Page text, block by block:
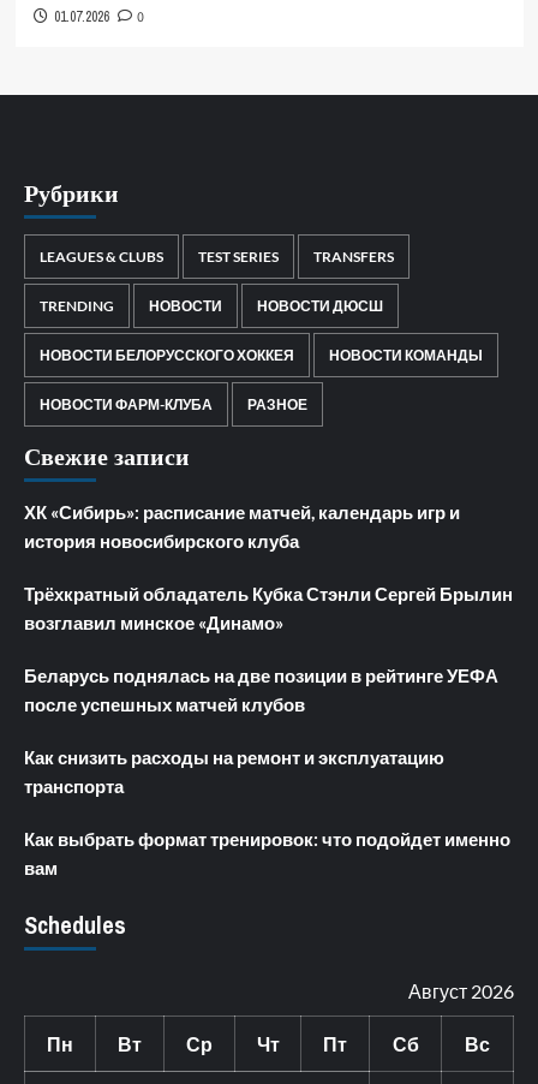
01.07.2026 0
Рубрики
LEAGUES & CLUBS TEST SERIES TRANSFERS
TRENDING НОВОСТИ НОВОСТИ ДЮСШ
НОВОСТИ БЕЛОРУССКОГО ХОККЕЯ НОВОСТИ КОМАНДЫ
НОВОСТИ ФАРМ-КЛУБА РАЗНОЕ
Свежие записи
ХК «Сибирь»: расписание матчей, календарь игр и
история новосибирского клуба
Трёхкратный обладатель Кубка Стэнли Сергей Брылин
возглавил минское «Динамо»
Беларусь поднялась на две позиции в рейтинге УЕФА
после успешных матчей клубов
Как снизить расходы на ремонт и эксплуатацию
транспорта
Как выбрать формат тренировок: что подойдет именно
вам
Schedules
Август 2026
Пн Вт Ср Чт Пт Сб Вс